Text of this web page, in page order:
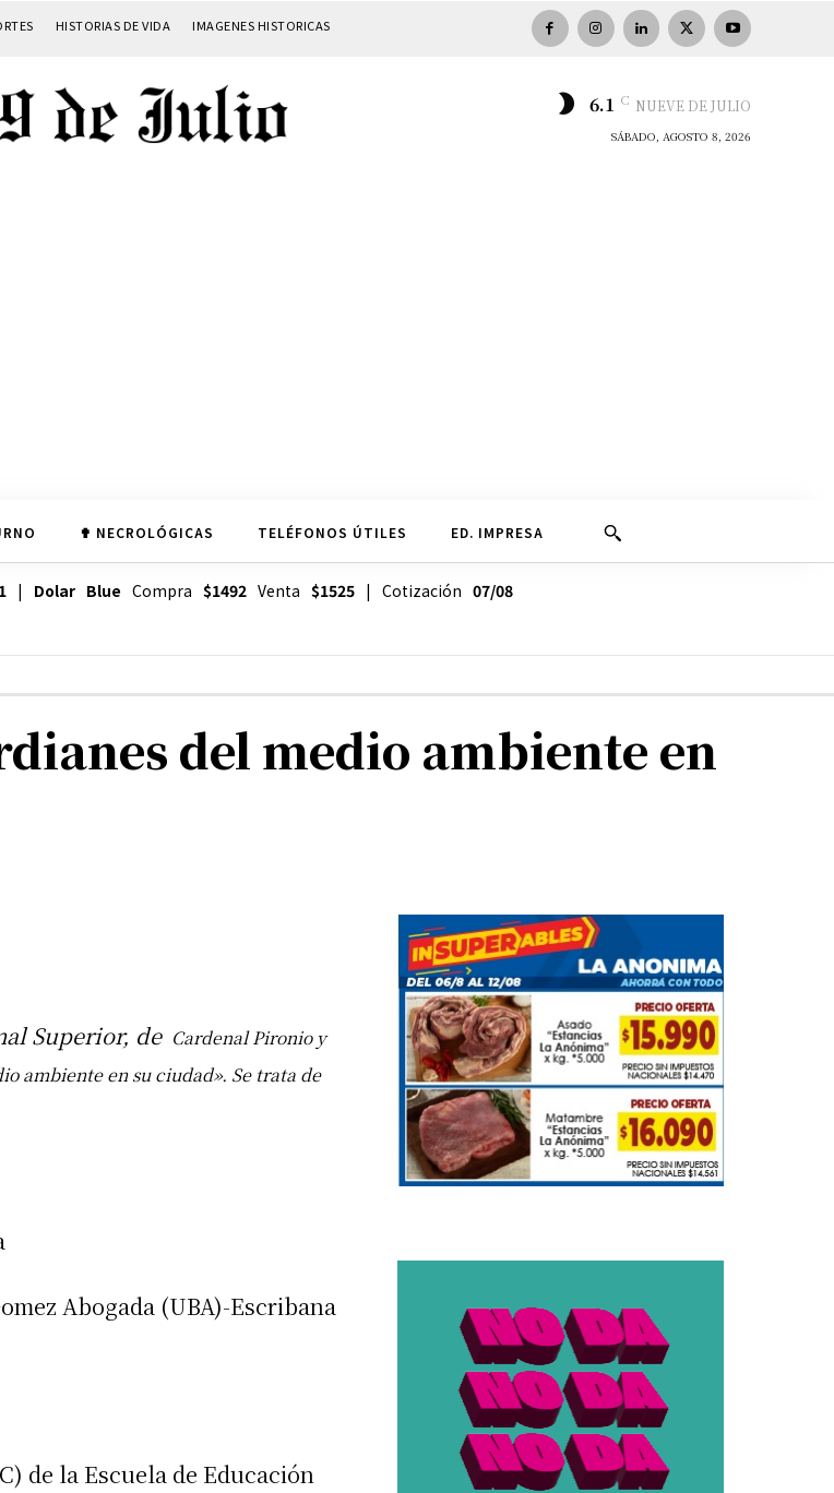
HISTORIAS DE VIDA IMAGENES HISTORICAS
6.1 C NUEVE DE JULIO
SÁBADO, AGOSTO 8, 2026
✟ NECROLÓGICAS TELÉFONOS ÚTILES ED. IMPRESA
| Dolar Blue Compra $1492Venta $1525| Cotización 07/08
del medio ambiente en
Superior, de Cardenal Pironio y
ambiente en su ciudad». Se trata de
Abogada (UBA)-Escribana
de la Escuela de Educación